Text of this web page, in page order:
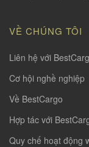
VỀ CHÚNG TÔI
Liên hệ với
Cơ hội nghề nghiệp
Về BestCargo
Hợp tác với
Quy chế hoạt động